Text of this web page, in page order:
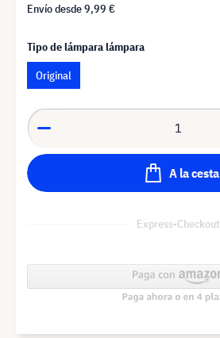
Envío desde9,99 €
Tipo de lámpara lámpara
Original
A la cesta
Express-Checkout